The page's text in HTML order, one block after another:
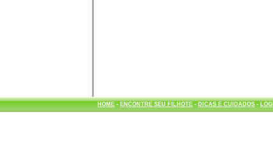
HOME- ENCONTRE SEU FILHOTE- DICAS E CUIDADOS-